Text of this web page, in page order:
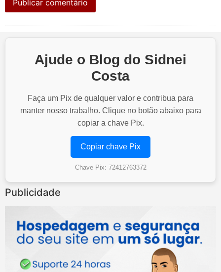
Ajude o Blog do Sidnei
Costa
Faça um Pix de qualquer valor e contribua para
manter nosso trabalho. Clique no botão abaixo para
copiar a chave Pix.
Copiar chave Pix
Chave Pix: 72412763372
Publicidade